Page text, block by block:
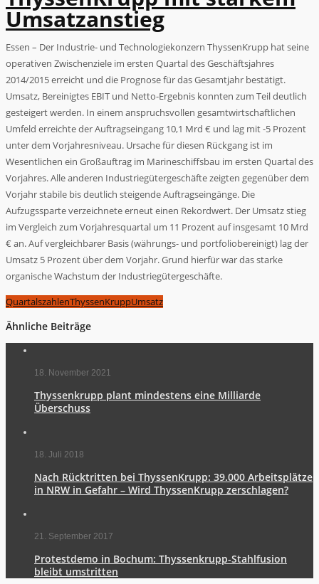
Umsatzanstieg
Essen – Der Industrie- und Technologiekonzern ThyssenKrupp hat seine
operativen Zwischenziele im ersten Quartal des Geschäftsjahres
2014/2015 erreicht und die Prognose für das Gesamtjahr bestätigt.
Umsatz, Bereinigtes EBIT und Netto-Ergebnis konnten zum Teil deutlich
gesteigert werden. In einem anspruchsvollen gesamtwirtschaftlichen
Umfeld erreichte der Auftragseingang 10,1 Mrd € und lag mit -5 Prozent
unter dem Vorjahresniveau. Ursache für diesen Rückgang ist im
Wesentlichen ein Großauftrag im Marineschiffsbau im ersten Quartal des
Vorjahres. Alle anderen Industriegütergeschäfte zeigten gegenüber dem
Vorjahr stabile bis deutlich steigende Auftragseingänge. Die
Aufzugssparte verzeichnete erneut einen Rekordwert. Der Umsatz stieg
im Vergleich zum Vorjahresquartal um 11 Prozent auf insgesamt 10 Mrd
€ an. Auf vergleichbarer Basis (währungs- und portfoliobereinigt) lag der
Umsatz 5 Prozent über dem Vorjahr. Grund hierfür war das starke
organische Wachstum der Industriegütergeschäfte.
QuartalszahlenThyssenKruppUmsatz
Ähnliche Beiträge
18. November 2021
Thyssenkrupp plant mindestens eine Milliarde
Überschuss
18. Juli 2018
Nach Rücktritten bei ThyssenKrupp: 39.000 Arbeitsplätze
in NRW in Gefahr – Wird ThyssenKrupp zerschlagen?
21. September 2017
Protestdemo in Bochum: Thyssenkrupp-Stahlfusion
bleibt umstritten